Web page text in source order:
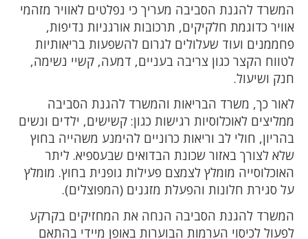
המשרד להגנת הסביבה מעריך כי נפלטים לאוויר מזהמי
אוויר כדוגמת חלקיקים, תרכובות אורגניות נדיפות,
פחממנים ועוד שעלולים לגרום להשפעות בריאותיות
לטווח הקצר כגון צריבה בעניים, דמעה, קשיי נשימה,
חנק ושיעול.
לאור כך, משרד הבריאות והמשרד להגנת הסביבה
ממליצים לאוכלוסיות רגישות כגון: קשישים, ילדים ונשים
בהריון, חולי לב וריאות כרוניים להימנע משהייה בחוץ
שלא לצורך באזור שכונת הבדואים שבעספיא. ליתר
האוכלוסייה מומלץ לצמצם פעילות גופנית בחוץ. מומלץ
על סגירת חלונות והפעלת מזגנים (המפוצלים).
המשרד להגנת הסביבה הנחה את המחזיקים בקרקע
לפעול לכיסוי הערמות הבוערות באופן מיידי בהתאם